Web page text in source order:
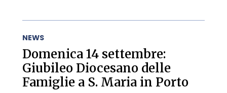
NEWS
Domenica 14 settembre:
Giubileo Diocesano delle
Famiglie a S. Maria in Porto